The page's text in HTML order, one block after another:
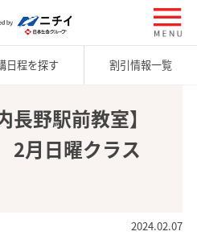
日程を探す 割引情報一覧
長野駅前教室】
月日曜クラス
2024.02.07